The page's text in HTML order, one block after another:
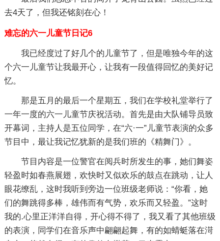
去4天了，但我还铭刻在心！
难忘的六一儿童节日记6
我已经度过了好几个的儿童节了，但是唯独今年的这
个六一儿童节让我最开心，让我有一段值得回忆的美好记
忆。
那是五月的最后一个星期五，我们在学校礼堂举行了
一年一度的六一儿童节庆祝活动。首先是由大队铺导员致
开幕词，主持人是五位同学，在“六·一”儿童节表演的众多
节目中，最让我记忆犹新的是我们班的《精舞门》。
节目内容是一位警官在阅兵时所发生的事，她们舞姿
轻盈时如春燕展翅，欢快时又似欢乐的鼓点在跳动，让人
眼花缭乱，这时我听到旁边一位班级老师说：“你看，她
们的舞跳得多棒，雄伟而有气势，欢乐而又轻盈。”这时
我的.心里正洋洋自得，开心得不得了，我又看了其他班级
的表演，同学们在音乐声中翩翩起舞，有的如蜻蜓落在渮